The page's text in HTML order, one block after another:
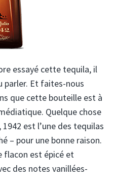
essayé cette tequila, il
parler. Et faites-nous
que cette bouteille est à
Quelque chose
est l’une des tequilas
– pour une bonne raison.
flacon est épicé et
des notes vanillées-